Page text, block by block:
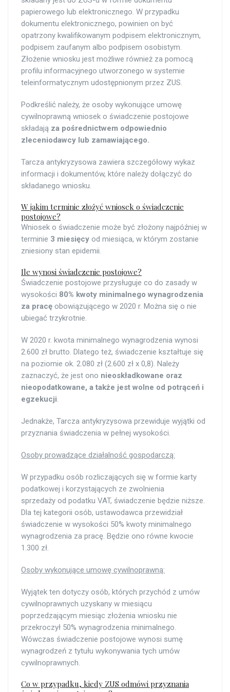
papierowego lub elektronicznego. W przypadku
dokumentu elektronicznego, powinien on być
opatrzony kwalifikowanym podpisem elektronicznym,
podpisem zaufanym albo podpisem osobistym.
Złożenie wniosku jest możliwe również za pomocą
profilu informacyjnego utworzonego w systemie
teleinformatycznym udostępnionym przez ZUS.
Podkreślić należy, że osoby wykonujące umowę
cywilnoprawną wniosek o świadczenie postojowe
składają za pośrednictwem odpowiednio
zleceniodawcy lub zamawiającego.
Tarcza antykryzysowa zawiera szczegółowy wykaz
informacji i dokumentów, które należy dołączyć do
składanego wniosku.
W jakim terminie złożyć wniosek o świadczenie
postojowe?
Wniosek o świadczenie może być złożony najpóźniej w
terminie 3 miesięcy od miesiąca, w którym zostanie
zniesiony stan epidemii.
Ile wynosi świadczenie postojowe?
Świadczenie postojowe przysługuje co do zasady w
wysokości 80% kwoty minimalnego wynagrodzenia
za pracę obowiązującego w 2020 r. Można się o nie
ubiegać trzykrotnie.
W 2020 r. kwota minimalnego wynagrodzenia wynosi
2.600 zł brutto. Dlatego też, świadczenie kształtuje się
na poziomie ok. 2.080 zł (2.600 zł x 0,8). Należy
zaznaczyć, że jest ono nieoskładkowane oraz
nieopodatkowane, a także jest wolne od potrąceń i
egzekucji.
Jednakże, Tarcza antykryzysowa przewiduje wyjątki od
przyznania świadczenia w pełnej wysokości.
Osoby prowadzące działalność gospodarczą:
W przypadku osób rozliczających się w formie karty
podatkowej i korzystających ze zwolnienia
sprzedaży od podatku VAT, świadczenie będzie niższe.
Dla tej kategorii osób, ustawodawca przewidział
świadczenie w wysokości 50% kwoty minimalnego
wynagrodzenia za pracę. Będzie ono równe kwocie
1.300 zł.
Osoby wykonujące umowę cywilnoprawną:
Wyjątek ten dotyczy osób, których przychód z umów
cywilnoprawnych uzyskany w miesiącu
poprzedzającym miesiąc złożenia wniosku nie
przekroczył 50% wynagrodzenia minimalnego.
Wówczas świadczenie postojowe wynosi sumę
wynagrodzeń z tytułu wykonywania tych umów
cywilnoprawnych.
Co w przypadku, kiedy ZUS odmówi przyznania